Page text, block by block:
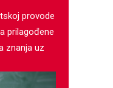
provode
prilagođene
znanja uz